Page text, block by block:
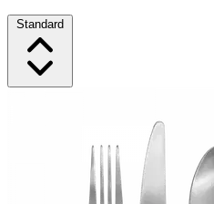
Standard